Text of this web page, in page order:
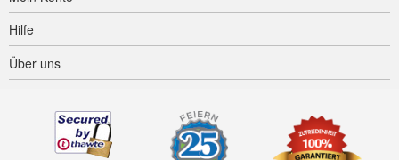
Hilfe
Über uns